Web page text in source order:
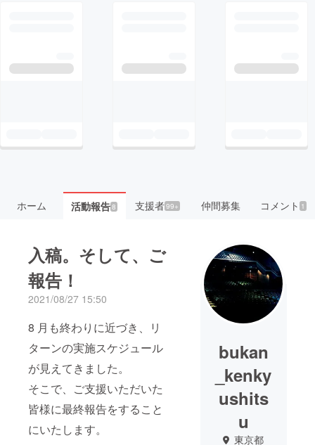
ホーム 活動報告8 支援者99+ 仲間募集 コメント 1
入稿。そして、ご
報告！
2021/08/27 15:50
8 月も終わりに近づき、リ
ターンの実施スケジュール
が見えてきました。
そこで、ご支援いただいた
皆様に最終報告をすること
にいたします。
bukan
_kenky
ushits
u
東京都